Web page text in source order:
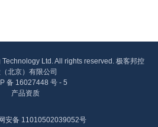
Ltd. All rights reserved. 极客邦控
北京）有限公司
备 16027448 号 - 5
产品资质
安备 11010502039052号